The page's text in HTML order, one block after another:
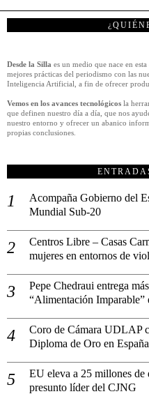
Desde la Silla es un medio que nace en
mejores prácticas del periodismo con las
Inteligencia Artificial, a fin de ofrecer
Vemos en los avances tecnológicos la
que definen nuestro día a día, que nos
nuestro entorno y ofrecer un abanico
propias conclusiones.
Acompaña Gobierno del
Mundial Sub-20
Centros Libre – Casas
mujeres en entornos de
Pepe Chedraui entrega
“Alimentación Imparable”
Coro de Cámara UDLAP
Diploma de Oro en España
EU eleva a 25 millones de
presunto líder del CJNG